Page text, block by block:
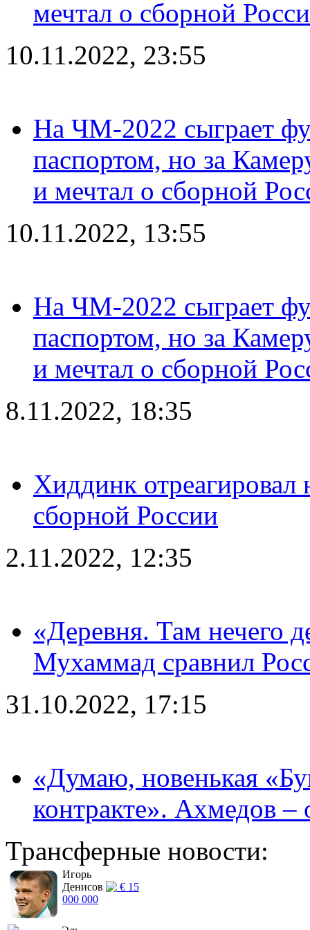
мечтал о сборной
10.11.2022, 23:55
На ЧМ-2022 сыграет
паспортом, но за
и мечтал о сборной
10.11.2022, 13:55
На ЧМ-2022 сыграет
паспортом, но за
и мечтал о сборной
8.11.2022, 18:35
Хиддинк отреагировал
сборной России
2.11.2022, 12:35
«Деревня. Там нечего
Мухаммад сравнил
31.10.2022, 17:15
«Думаю, новенькая
контракте». Ахмедов
Трансферные новости:
Игорь
Денисов
€ 15
000 000